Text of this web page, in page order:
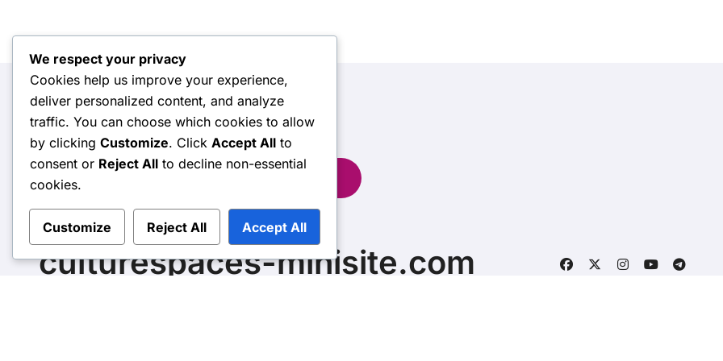
অনুসন্ধান
Search
for:
culturespaces-minisite.com
We respect your privacy
Cookies help us improve your experience,
deliver personalized content, and analyze
traffic. You can choose which cookies to allow
by clicking Customize. Click Accept All to
consent or Reject All to decline non-essential
cookies.
Customize Reject All Accept All